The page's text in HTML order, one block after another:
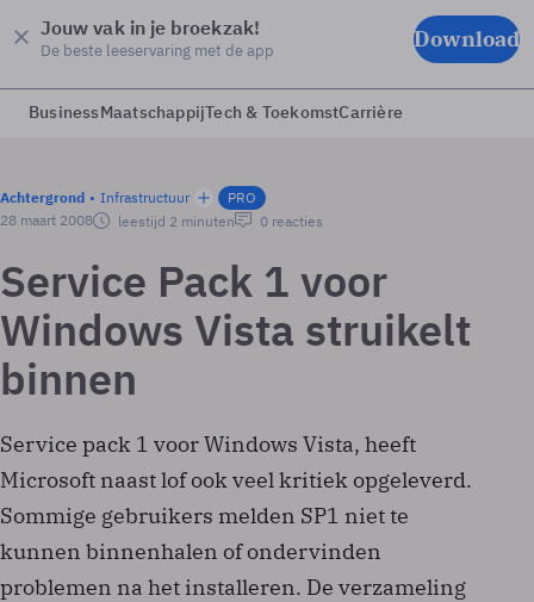
Jouw vak in je broekzak!
De beste leeservaring met de app Download
BusinessMaatschappijTech & ToekomstCarrière
Achtergrond Infrastructuur
PRO
28 maart 2008
leestijd 2 minuten 0 reacties
Service Pack 1 voor
Windows Vista struikelt
binnen
Service pack 1 voor Windows Vista, heeft
Microsoft naast lof ook veel kritiek opgeleverd.
Sommige gebruikers melden SP1 niet te
kunnen binnenhalen of ondervinden
problemen na het installeren. De verzameling